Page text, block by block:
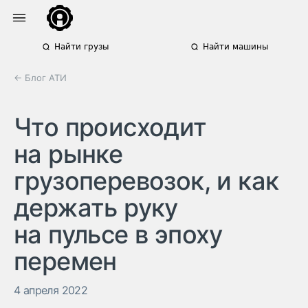
Найти грузы Найти машины
← Блог АТИ
Что происходит
на рынке
грузоперевозок, и как
держать руку
на пульсе в эпоху
перемен
4 апреля 2022